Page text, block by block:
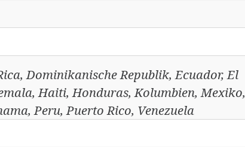
Dominikanische Republik, Ecuador, El
Haiti, Honduras, Kolumbien, Mexiko,
Peru, Puerto Rico, Venezuela